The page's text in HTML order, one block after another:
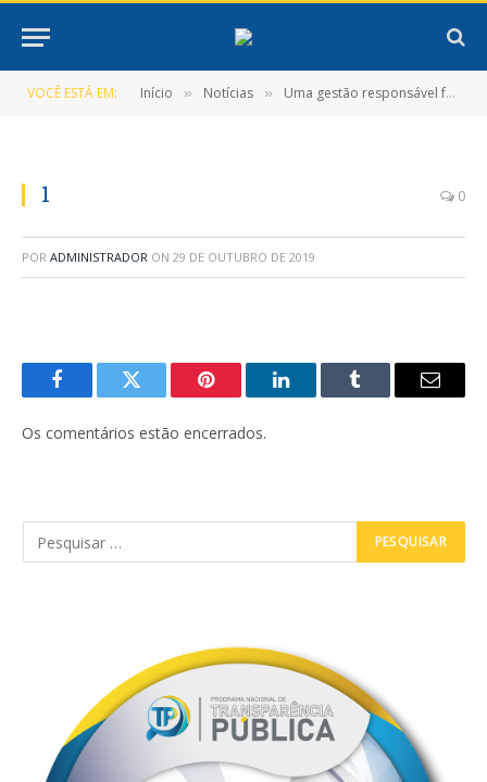
VOCÊ ESTÁ EM: Início » Notícias » Uma gestão responsável faz assim!
1 0
POR ADMINISTRADOR ON 29 DE OUTUBRO DE 2019
FacebookTwitter Pinterest LinkedInTumblr
E-
Os comentários estão encerrados.